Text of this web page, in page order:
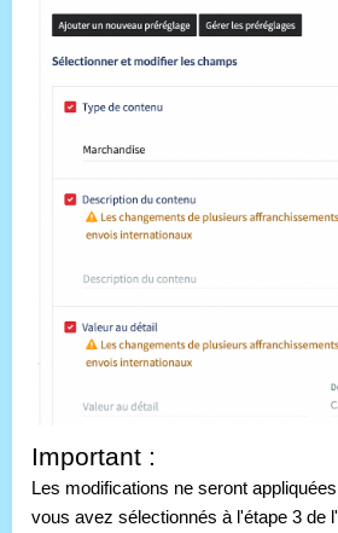
Important :
Les modifications ne seront
vous avez sélectionnés à l'étape 3 de